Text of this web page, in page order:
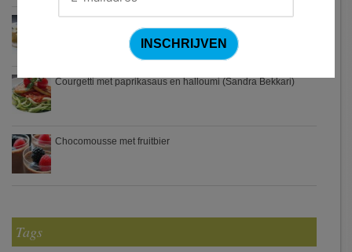
Courgetti met paprikasaus en halloumi (Sandra Bekkari)
Chocomousse met fruitbier
Tags